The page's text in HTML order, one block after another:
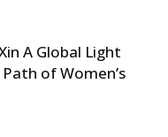
A Global Light
of Women’s